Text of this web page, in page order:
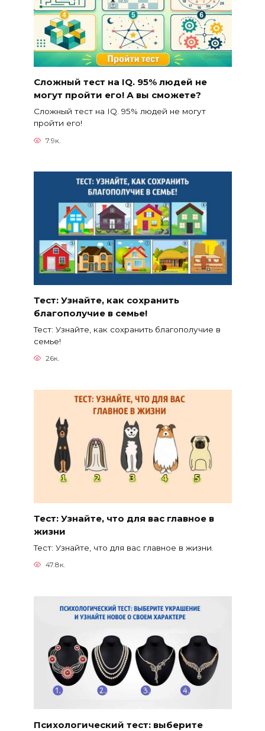
Сложный тест на IQ. 95% людей не
могут пройти его! А вы сможете?
Сложный тест на IQ. 95% людей не могут
пройти его!
7.9к.
Тест: Узнайте, как сохранить
благополучие в семье!
Тест: Узнайте, как сохранить благополучие в
семье!
26к.
Тест: Узнайте, что для вас главное в
жизни
Тест: Узнайте, что для вас главное в жизни.
47.8к.
Психологический тест: выберите